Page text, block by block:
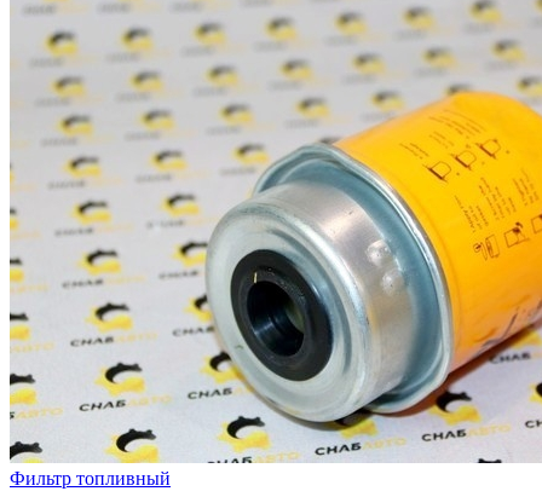
Фильтр топливный